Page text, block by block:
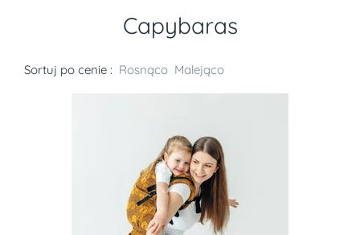
Capybaras
Sortuj po cenie : Rosnąco Malejąco